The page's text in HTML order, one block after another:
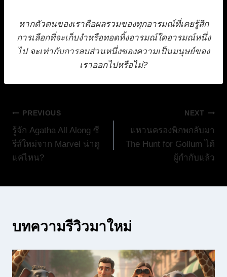
หากตัวตนของเราคือผลรวมของทุกอารมณ์ที่เคยรู้สึก
การเลือกที่จะเก็บงำหรือทอดทิ้งอารมณ์ใดอารมณ์หนึ่ง
ไป จะเท่ากับการลบส่วนหนึ่งของความเป็นมนุษย์ของ
เราออกไปหรือไม่?
แนะแนว
เรื่อง
PREVIOUS
รู้จัก Agatha All Along ซี
รีส์ใหม่จาก Marvel น่าดู
แค่ไหน?
NEXT
แหวนครองพิภพกลับมา
The Hunt for Gollum ได้
ผู้กำกับแล้ว
บทความรีวิวมาใหม่